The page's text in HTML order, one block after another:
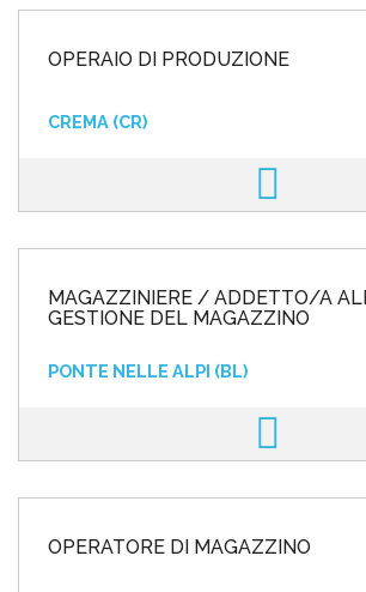
OPERAIO DI PRODUZIONE
CREMA (CR)
MAGAZZINIERE / ADDETTO/A
GESTIONE DEL MAGAZZINO
PONTE NELLE ALPI (BL)
OPERATORE DI MAGAZZINO